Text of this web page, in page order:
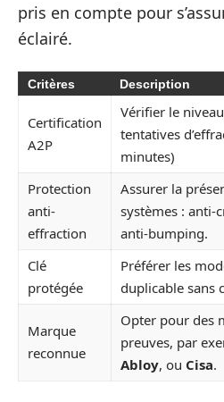
pris en compte pour
éclairé.
Critères Description
Certification
A2P
Vérifier le
tentatives
minutes)
Protection
anti-
effraction
Assurer la
systèmes : anti-
anti-bumping.
Clé
protégée
Préférer les
duplicable sans
Marque
reconnue
Opter pour des
preuves, par
Abloy, ou Cisa.